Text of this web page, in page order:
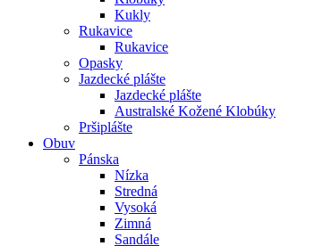
Kukly
Rukavice
Rukavice
Opasky
Jazdecké plášte
Jazdecké plášte
Australské Kožené Klobúky
Pršiplášte
Obuv
Pánska
Nízka
Stredná
Vysoká
Zimná
Sandále